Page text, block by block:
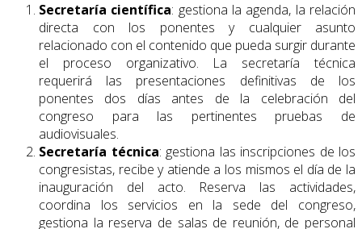
Secretaría científica: gestiona la agenda, la relación
directa con los ponentes y cualquier asunto
relacionado con el contenido que pueda surgir durante
el proceso organizativo. La secretaría técnica
requerirá las presentaciones definitivas de los
ponentes dos días antes de la celebración del
congreso para las pertinentes pruebas de
audiovisuales.
Secretaría técnica: gestiona las inscripciones de los
congresistas, recibe y atiende a los mismos el día de la
inauguración del acto. Reserva las actividades,
coordina los servicios en la sede del congreso,
gestiona la reserva de salas de reunión, de personal